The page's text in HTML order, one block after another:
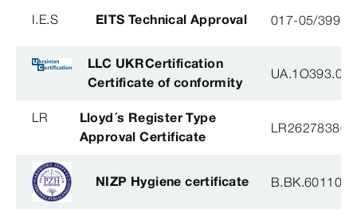
I.E.S EITS Technical Approval 017-05/3991-
LLC UKRCertification
Certificate of conformity
LR
Lloyd´s Register Type
Approval Certificate
NIZP Hygiene certificate